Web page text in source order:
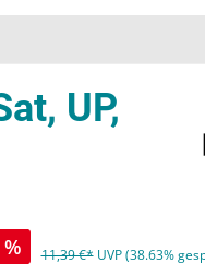
UP,
% 11,39 €* UVP (38.63%